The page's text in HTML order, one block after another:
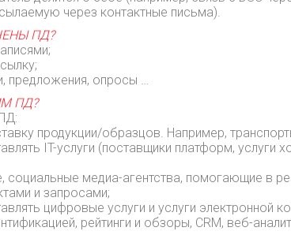
через контактные письма).
ПД?
предложения, опросы …
ПД?
продукции/образцов. Например,
IT-услуги (поставщики платформ,
медиа-агентства, помогающие в
и запросами;
цифровые услуги и услуги электронной
рейтинги и обзоры, CRM, веб-